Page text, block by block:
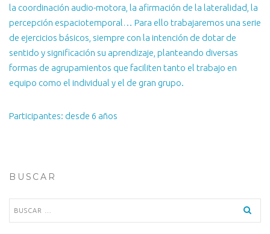
la coordinación audio-motora, la afirmación de la lateralidad, la
percepción espaciotemporal… Para ello trabajaremos una serie
de ejercicios básicos, siempre con la intención de dotar de
sentido y significación su aprendizaje, planteando diversas
formas de agrupamientos que faciliten tanto el trabajo en
equipo como el individual y el de gran grupo.
Participantes: desde 6 años
BUSCAR